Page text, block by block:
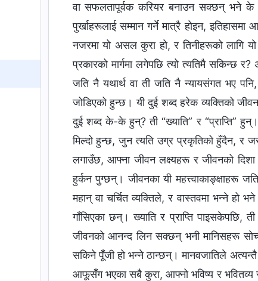
वा सफलतापूर्वक करियर बनाउन सक्छन् भने के
पुर्खाहरूलाई सम्‍मान गर्ने मात्रै होइन,
नजरमा यो असल कुरा हो, र तिनीहरूको लागि
प्रकारको मार्गमा लगेपछि त्यो त्यतिमै सकिन्छ
जति नै यथार्थ वा ती जति नै न्यायसंगत भए
जोडिएको हुन्छ। यी दुई शब्‍द हरेक व्यक्तिको
दुई शब्‍द के-के हुन्? ती “ख्याति” र “प्राप्ति”
मिल्दो हुन्छ, जुन त्यति उग्र प्रकृतिको हुँदैन, र
लगाउँछ, आफ्ना जीवन लक्ष्यहरू र जीवनको दिशा
हुर्कन पुग्छन्। जीवनका यी महत्त्वाकाङ्क्षाहरू
महान् वा चर्चित व्यक्तिले, र वास्तवमा भन्‍ने हो
गाँसिएका छन्। ख्याति र प्राप्ति पाइसकेपछि,
जीवनको आनन्द लिन सक्छन् भनी मानिसहरू
सकिने पूँजी हो भन्‍ने ठान्छन्। मानवजातिले
आफूसँग भएका सबै कुरा, आफ्नो भविष्य र